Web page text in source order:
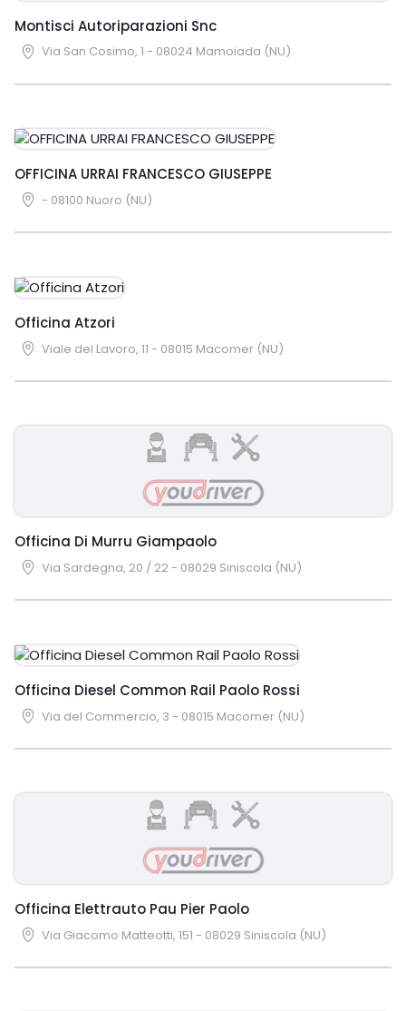
Montisci Autoriparazioni Snc
Via San Cosimo, 1 - 08024 Mamoiada (NU)
OFFICINA URRAI FRANCESCO GIUSEPPE
- 08100 Nuoro (NU)
Officina Atzori
Viale del Lavoro, 11 - 08015 Macomer (NU)
Officina Di Murru Giampaolo
Via Sardegna, 20 / 22 - 08029 Siniscola (NU)
Officina Diesel Common Rail Paolo Rossi
Via del Commercio, 3 - 08015 Macomer (NU)
Officina Elettrauto Pau Pier Paolo
Via Giacomo Matteotti, 151 - 08029 Siniscola (NU)